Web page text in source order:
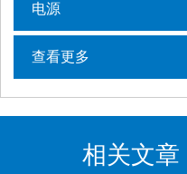
电源
查看更多
相关文章